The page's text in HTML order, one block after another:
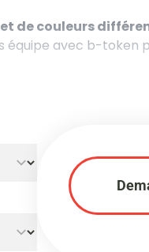
de couleurs
équipe avec b-token